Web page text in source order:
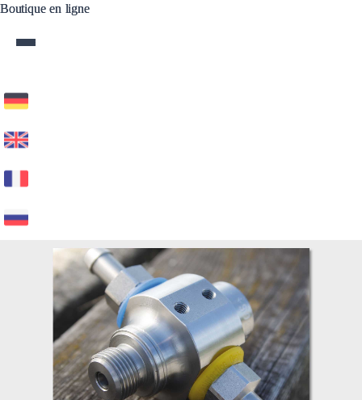
Boutique en ligne
Boutique en ligne